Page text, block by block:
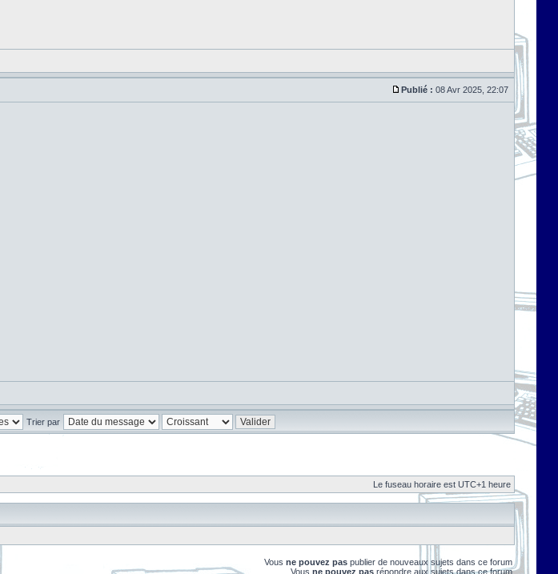
Publié : 08 Avr 2025, 22:07
Trier par
Le fuseau horaire est UTC+1 heure
Vous ne pouvez pas publier de nouveaux sujets dans ce forum
Vous ne pouvez pas répondre aux sujets dans ce forum